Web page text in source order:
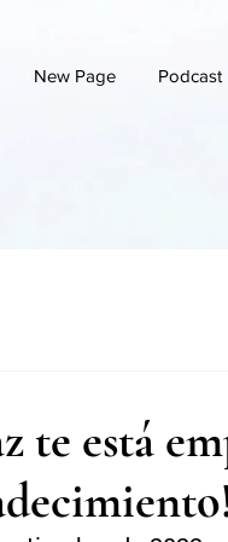
New Page Podcast
te está